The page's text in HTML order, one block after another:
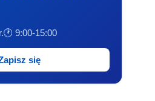
🕐 9:00-15:00
się